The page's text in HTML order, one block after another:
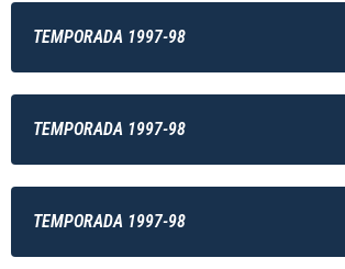
TEMPORADA 1997-98
TEMPORADA 1997-98
TEMPORADA 1997-98